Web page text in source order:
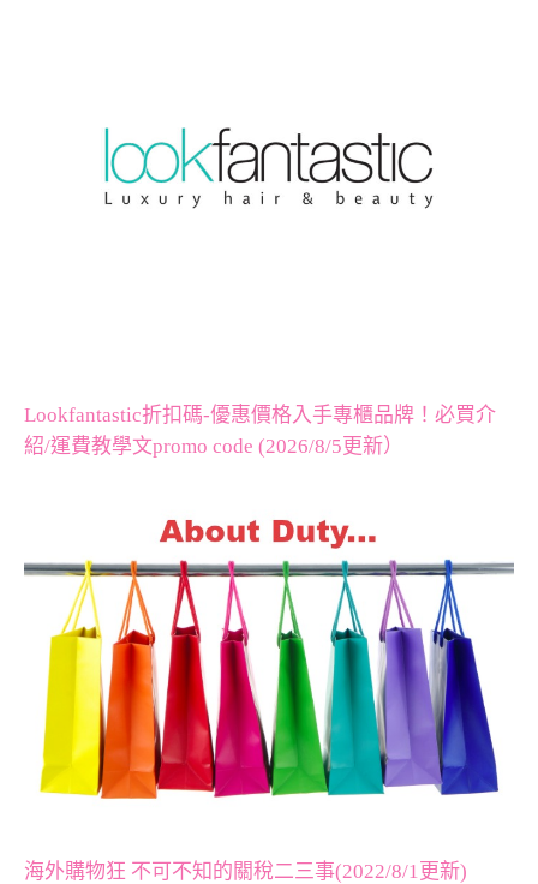
Lookfantastic折扣碼-優惠價格入手專櫃品牌！必買介
紹/運費教學文promo code (2026/8/5更新）
海外購物狂 不可不知的關稅二三事(2022/8/1更新)